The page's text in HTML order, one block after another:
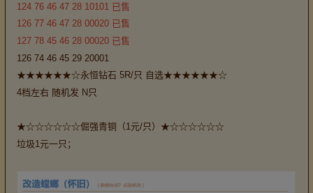
124 76 46 47 28 10101 已售
126 77 46 47 28 00020 已售
127 78 45 46 28 00020 已售
126 74 46 45 29 20001
★★★★★★☆永恒钻石 5R/只 自选★★★★★★☆
4档左右 随机发 N只
★☆☆☆☆☆☆倔强青铜（1元/只）★☆☆☆☆☆☆
垃圾1元一只；